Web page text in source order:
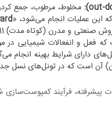
مخلوط، مرطوب، جمع
این عملیات انجام می‌شود، «
فعل و انفعالات شیمیایی در
دارای شرایط بهینه انجام
که در تونل‌های نسل جدید ساخت
پیشرفته، فرآیند